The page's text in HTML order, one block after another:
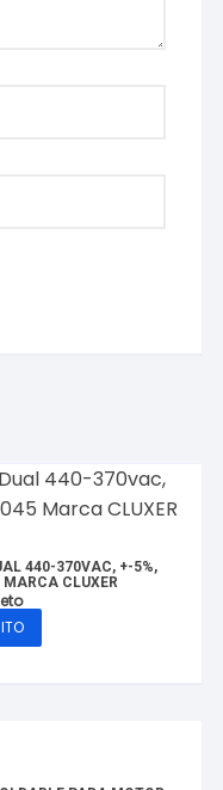
440-370VAC, +-5%,
CLUXER